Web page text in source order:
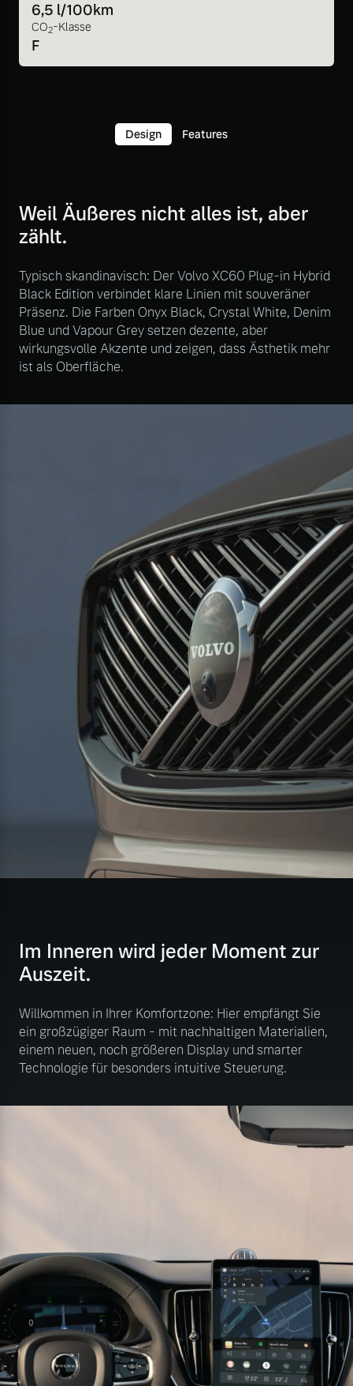
6,5 l/100km
CO2-Klasse
F
Design Features
Weil Äußeres nicht alles ist, aber
zählt.
Typisch skandinavisch: Der Volvo XC60 Plug-in Hybrid
Black Edition verbindet klare Linien mit souveräner
Präsenz. Die Farben Onyx Black, Crystal White, Denim
Blue und Vapour Grey setzen dezente, aber
wirkungsvolle Akzente und zeigen, dass Ästhetik mehr
ist als Oberfläche.
Im Inneren wird jeder Moment zur
Auszeit.
Willkommen in Ihrer Komfortzone: Hier empfängt Sie
ein großzügiger Raum - mit nachhaltigen Materialien,
einem neuen, noch größeren Display und smarter
Technologie für besonders intuitive Steuerung.